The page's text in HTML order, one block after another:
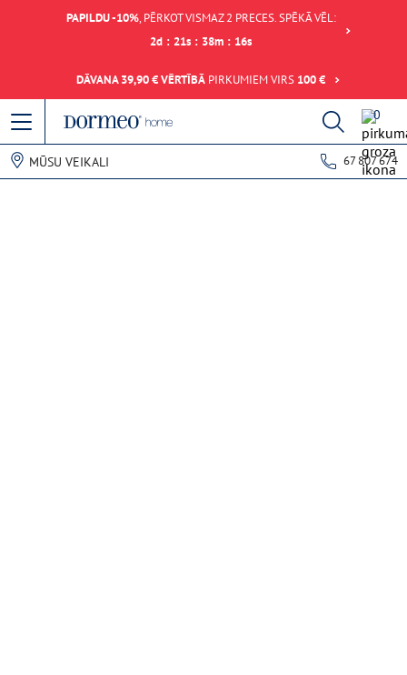
PAPILDU -10%, PĒRKOT VISMAZ 2 PRECES. SPĒKĀ VĒL:
2d : 21s : 38m : 16s
DĀVANA 39,90 € VĒRTĪBĀ PIRKUMIEM VIRS 100 €
0
MŪSU VEIKALI 67 807 674